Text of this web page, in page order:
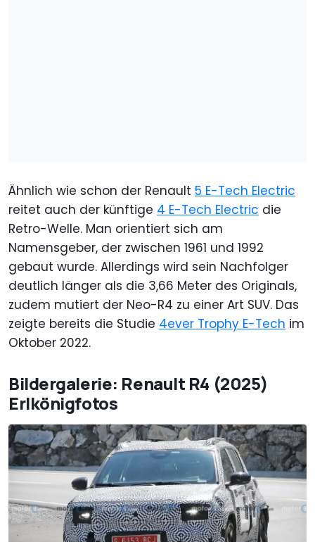
Ähnlich wie schon der Renault 5 E-Tech Electric
reitet auch der künftige 4 E-Tech Electric die
Retro-Welle. Man orientiert sich am
Namensgeber, der zwischen 1961 und 1992
gebaut wurde. Allerdings wird sein Nachfolger
deutlich länger als die 3,66 Meter des Originals,
zudem mutiert der Neo-R4 zu einer Art SUV. Das
zeigte bereits die Studie 4ever Trophy E-Tech im
Oktober 2022.
Bildergalerie: Renault R4 (2025)
Erlkönigfotos